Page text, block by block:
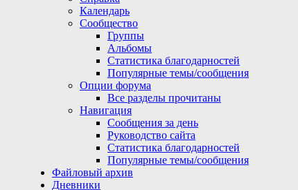
Календарь
Сообщество
Группы
Альбомы
Статистика благодарностей
Популярные темы/сообщения
Опции форума
Все разделы прочитаны
Навигация
Сообщения за день
Руководство сайта
Статистика благодарностей
Популярные темы/сообщения
Файловый архив
Дневники